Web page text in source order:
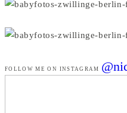
FOLLOW ME ON INSTAGRAM